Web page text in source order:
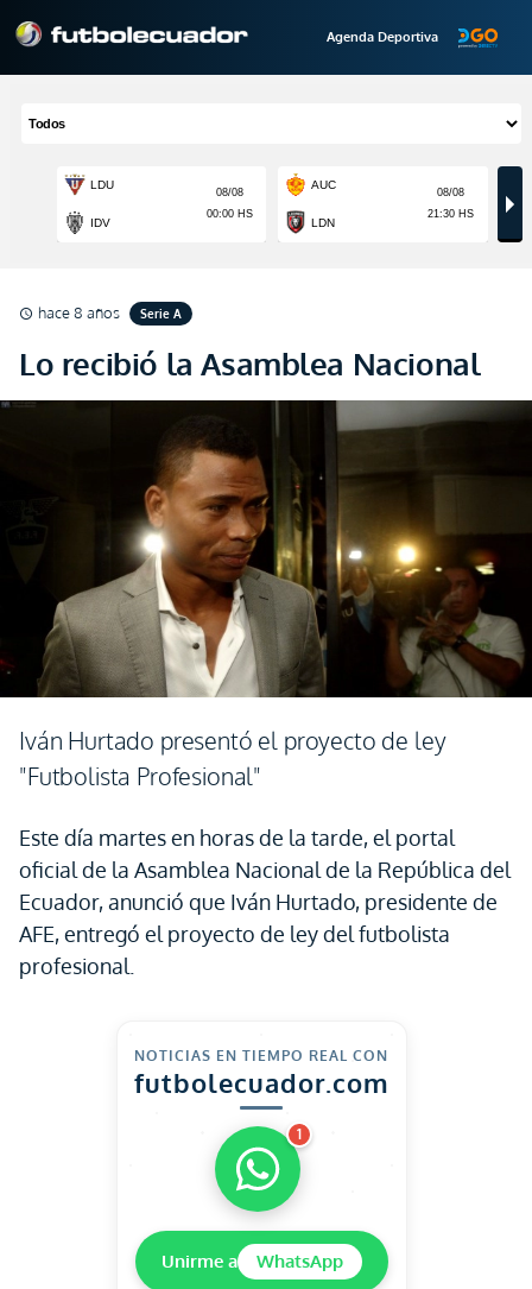
Agenda Deportiva
schedule hace 8 años Serie A
Lo recibió la Asamblea Nacional
Iván Hurtado presentó el proyecto de ley
"Futbolista Profesional"
Este día martes en horas de la tarde, el portal
oficial de la Asamblea Nacional de la República del
Ecuador, anunció que Iván Hurtado, presidente de
AFE, entregó el proyecto de ley del futbolista
profesional.
NOTICIAS EN TIEMPO REAL CON
futbolecuador.com
1
Unirme a WhatsApp